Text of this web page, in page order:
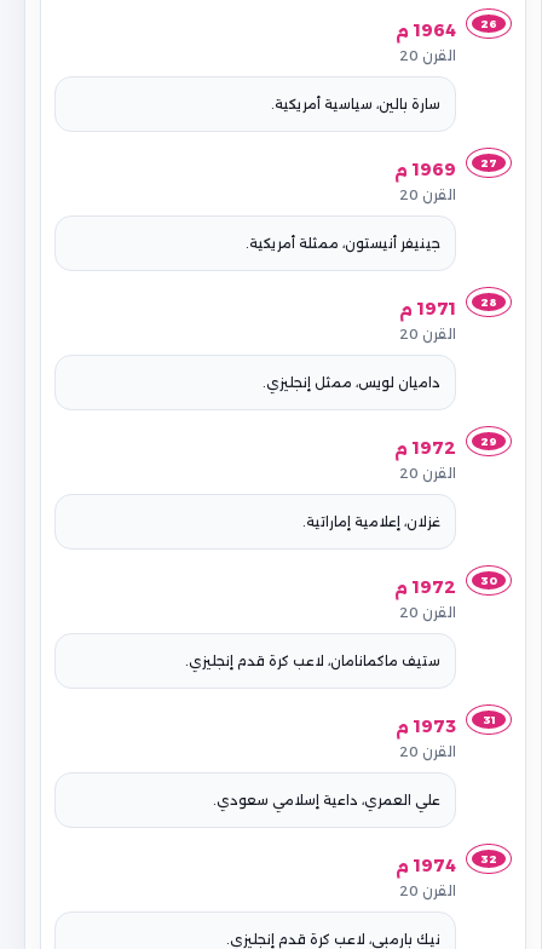
26 1964 م
القرن 20
سارة بالين، سياسية أمريكية.
27 1969 م
القرن 20
جينيفر أنيستون، ممثلة أمريكية.
28 1971 م
القرن 20
داميان لويس، ممثل إنجليزي.
29 1972 م
القرن 20
غزلان، إعلامية إماراتية.
30 1972 م
القرن 20
ستيف ماكمانامان، لاعب كرة قدم إنجليزي.
31 1973 م
القرن 20
علي العمري، داعية إسلامي سعودي.
32 1974 م
القرن 20
نيك بارمبي، لاعب كرة قدم إنجليزي.